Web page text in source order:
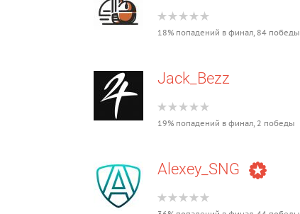
18% попадений в финал, 84 победы
Jack_Bezz
19% попадений в финал, 2 победы
Alexey_SNG